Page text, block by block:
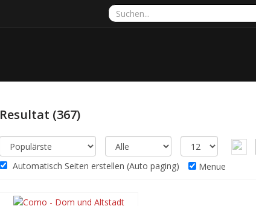
Resultat (367)
Automatisch Seiten erstellen (Auto paging) Menue